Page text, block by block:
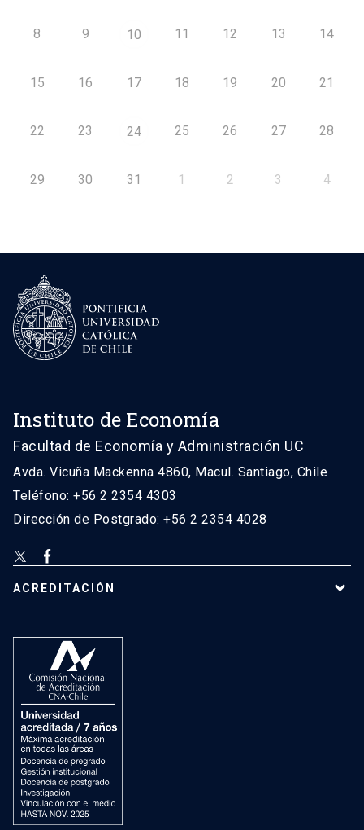
8 9 10 11 12 13 14
15 16 17 18 19 20 21
22 23 24 25 26 27 28
29 30 31 1 2 3 4
Instituto de Economía
Facultad de Economía y Administración UC
Avda. Vicuña Mackenna 4860, Macul. Santiago, Chile
Teléfono: +56 2 2354 4303
Dirección de Postgrado: +56 2 2354 4028
ACREDITACIÓN